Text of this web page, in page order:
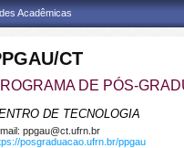
Acadêmicas
CT
DE PÓS-
DE TECNOLOGIA
ppgau@ct.ufrn.br
posgraduacao.ufrn.br/ppgau